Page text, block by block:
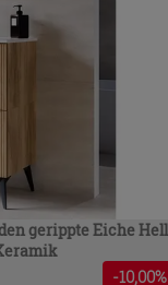
gerippte Eiche Hell
-10,00%